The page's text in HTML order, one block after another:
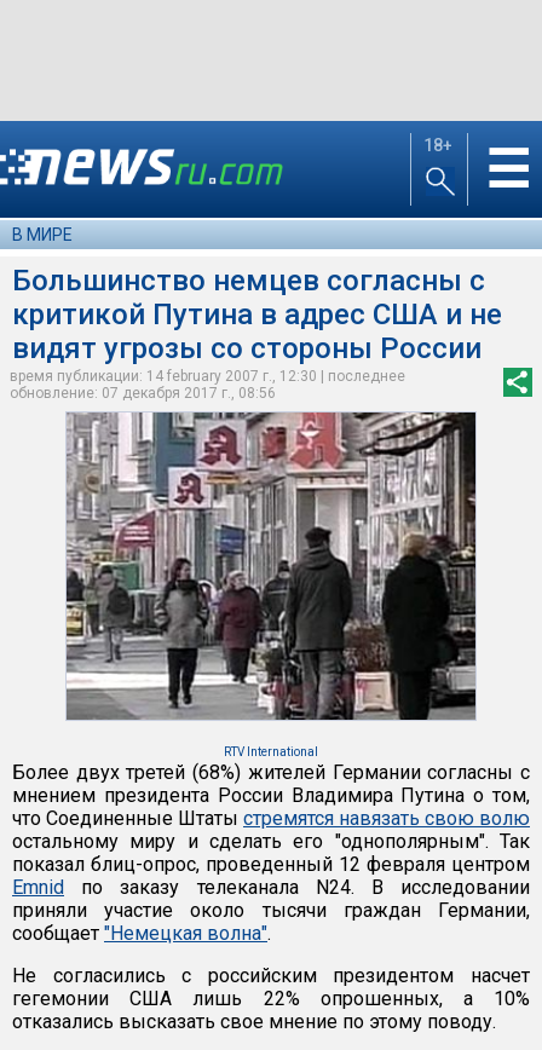
18+ ☰
В МИРЕ
Большинство немцев согласны с
критикой Путина в адрес США и не
видят угрозы со стороны России
время публикации: 14 february 2007 г., 12:30 | последнее
обновление: 07 декабря 2017 г., 08:56
RTV International
Более двух третей (68%) жителей Германии согласны с
мнением президента России Владимира Путина о том,
что Соединенные Штаты стремятся навязать свою волю
остальному миру и сделать его "однополярным". Так
показал блиц-опрос, проведенный 12 февраля центром
Emnid по заказу телеканала N24. В исследовании
приняли участие около тысячи граждан Германии,
сообщает "Немецкая волна".
Не согласились с российским президентом насчет
гегемонии США лишь 22% опрошенных, а 10%
отказались высказать свое мнение по этому поводу.